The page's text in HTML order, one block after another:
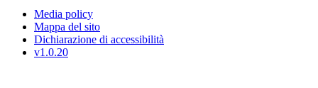
Media policy
Mappa del sito
Dichiarazione di accessibilità
v1.0.20